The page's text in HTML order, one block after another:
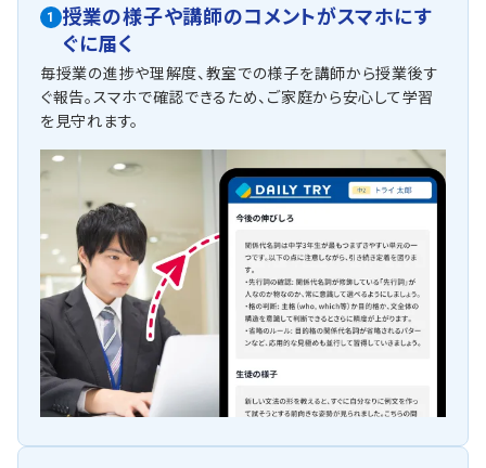
1
授業の様子や講師のコメントがスマホにす
ぐに届く
毎授業の進捗や理解度、教室での様子を講師から授業後す
ぐ報告。スマホで確認できるため、ご家庭から安心して学習
を見守れます。